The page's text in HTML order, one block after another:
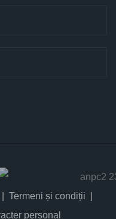
Termeni și condiții
personal